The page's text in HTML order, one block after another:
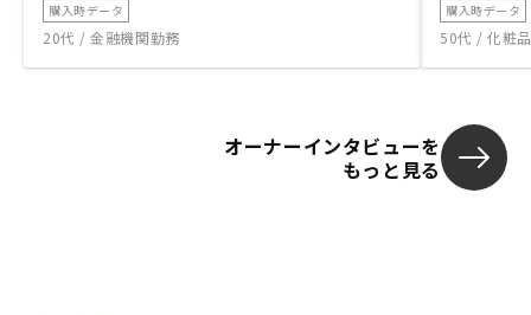
購入時データ
20代 / 金融機関勤務
購入時データ
50代 / 化粧
オーナーインタビューを
もっと見る